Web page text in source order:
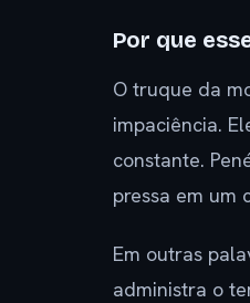
Por que
O truque da
impaciência.
constante.
pressa em um
Em outras
administra o